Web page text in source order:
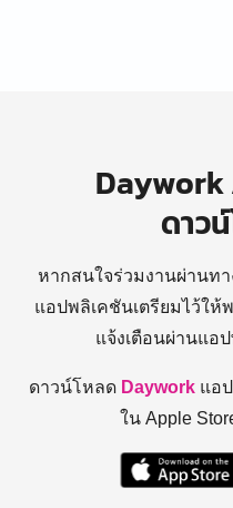
ดาว
หากสนใจร่วมงานผ่านทา
แอปพลิเคชันเตรียมไว้ให้
แจ้งเตือนผ่านแอ
ดาวน์โหลด Daywork แอ
ใน Apple